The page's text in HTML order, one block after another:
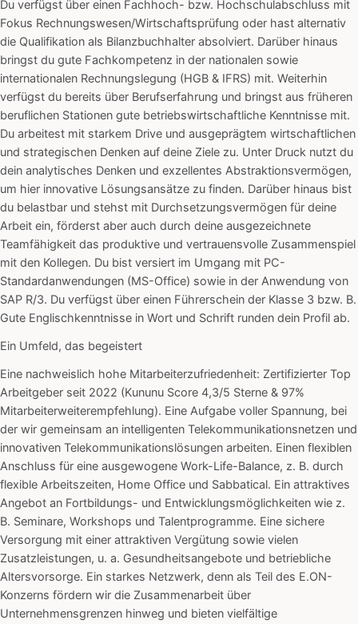
Du verfügst über einen Fachhoch- bzw. Hochschulabschluss mit
Fokus Rechnungswesen/Wirtschaftsprüfung oder hast alternativ
die Qualifikation als Bilanzbuchhalter absolviert. Darüber hinaus
bringst du gute Fachkompetenz in der nationalen sowie
internationalen Rechnungslegung (HGB & IFRS) mit. Weiterhin
verfügst du bereits über Berufserfahrung und bringst aus früheren
beruflichen Stationen gute betriebswirtschaftliche Kenntnisse mit.
Du arbeitest mit starkem Drive und ausgeprägtem wirtschaftlichen
und strategischen Denken auf deine Ziele zu. Unter Druck nutzt du
dein analytisches Denken und exzellentes Abstraktionsvermögen,
um hier innovative Lösungsansätze zu finden. Darüber hinaus bist
du belastbar und stehst mit Durchsetzungsvermögen für deine
Arbeit ein, förderst aber auch durch deine ausgezeichnete
Teamfähigkeit das produktive und vertrauensvolle Zusammenspiel
mit den Kollegen. Du bist versiert im Umgang mit PC-
Standardanwendungen (MS-Office) sowie in der Anwendung von
SAP R/3. Du verfügst über einen Führerschein der Klasse 3 bzw. B.
Gute Englischkenntnisse in Wort und Schrift runden dein Profil ab.
Ein Umfeld, das begeistert
Eine nachweislich hohe Mitarbeiterzufriedenheit: Zertifizierter Top
Arbeitgeber seit 2022 (Kununu Score 4,3/5 Sterne & 97%
Mitarbeiterweiterempfehlung). Eine Aufgabe voller Spannung, bei
der wir gemeinsam an intelligenten Telekommunikationsnetzen und
innovativen Telekommunikationslösungen arbeiten. Einen flexiblen
Anschluss für eine ausgewogene Work-Life-Balance, z. B. durch
flexible Arbeitszeiten, Home Office und Sabbatical. Ein attraktives
Angebot an Fortbildungs- und Entwicklungsmöglichkeiten wie z.
B. Seminare, Workshops und Talentprogramme. Eine sichere
Versorgung mit einer attraktiven Vergütung sowie vielen
Zusatzleistungen, u. a. Gesundheitsangebote und betriebliche
Altersvorsorge. Ein starkes Netzwerk, denn als Teil des E.ON-
Konzerns fördern wir die Zusammenarbeit über
Unternehmensgrenzen hinweg und bieten vielfältige